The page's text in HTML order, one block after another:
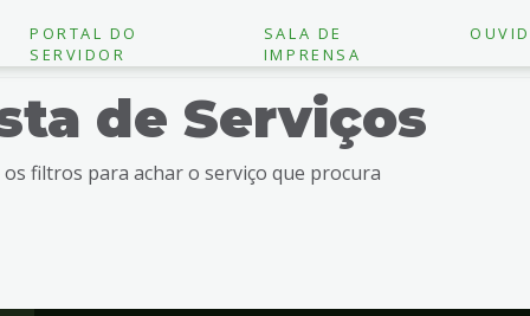
PORTAL DO
SERVIDOR
SALA DE
IMPRENSA
de Serviços
os filtros para achar o serviço que procura